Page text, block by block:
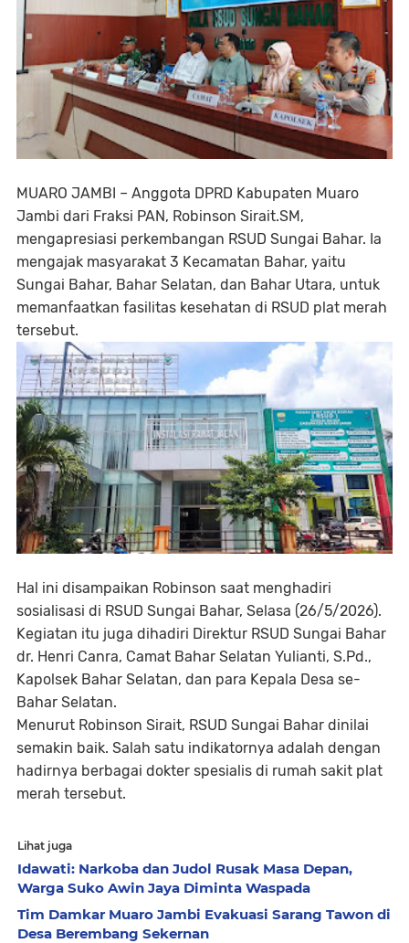
MUARO JAMBI – Anggota DPRD Kabupaten Muaro
Jambi dari Fraksi PAN, Robinson Sirait.SM,
mengapresiasi perkembangan RSUD Sungai Bahar. Ia
mengajak masyarakat 3 Kecamatan Bahar, yaitu
Sungai Bahar, Bahar Selatan, dan Bahar Utara, untuk
memanfaatkan fasilitas kesehatan di RSUD plat merah
tersebut.
Hal ini disampaikan Robinson saat menghadiri
sosialisasi di RSUD Sungai Bahar, Selasa (26/5/2026).
Kegiatan itu juga dihadiri Direktur RSUD Sungai Bahar
dr. Henri Canra, Camat Bahar Selatan Yulianti, S.Pd.,
Kapolsek Bahar Selatan, dan para Kepala Desa se-
Bahar Selatan.
Menurut Robinson Sirait, RSUD Sungai Bahar dinilai
semakin baik. Salah satu indikatornya adalah dengan
hadirnya berbagai dokter spesialis di rumah sakit plat
merah tersebut.
Lihat juga
Idawati: Narkoba dan Judol Rusak Masa Depan,
Warga Suko Awin Jaya Diminta Waspada
Tim Damkar Muaro Jambi Evakuasi Sarang Tawon di
Desa Berembang Sekernan